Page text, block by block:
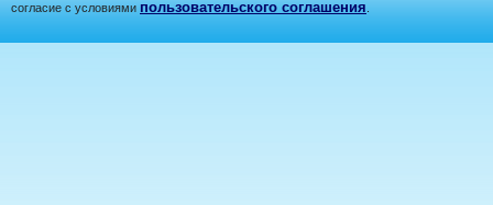
согласие с условиями пользовательского соглашения